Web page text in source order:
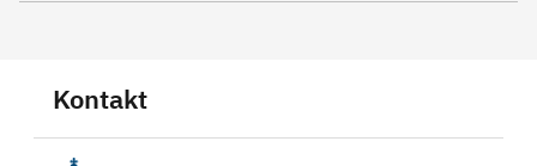
Kontakt